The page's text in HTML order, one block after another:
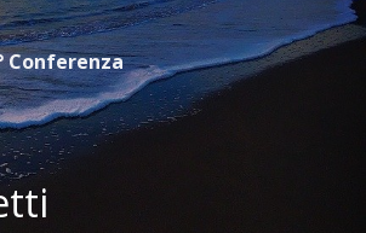
Conferenza